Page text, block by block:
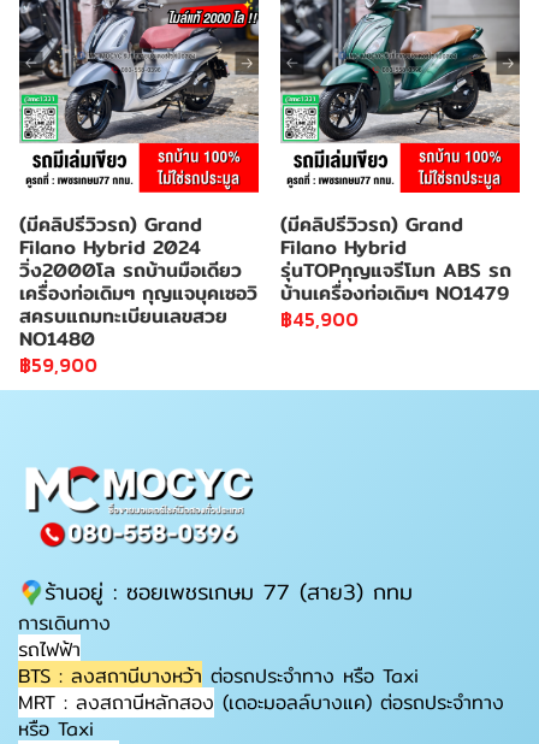
(มีคลิปรีวิวรถ) Grand
Filano Hybrid 2024
วิ่ง2000โล รถบ้านมือเดียว
เครื่องท่อเดิมๆ กุญแจบุคเซอวิ
สครบแถมทะเบียนเลขสวย
NO1480
฿59,900
(มีคลิปรีวิวรถ) Grand
Filano Hybrid
รุ่นTOPกุญแจรีโมท ABS รถ
บ้านเครื่องท่อเดิมๆ NO1479
฿45,900
ร้านอยู่ : ซอยเพชรเกษม 77 (สาย3) กทม
การเดินทาง
รถไฟฟ้า
BTS : ลงสถานีบางหว้า ต่อรถประจำทาง หรือ Taxi
MRT : ลงสถานีหลักสอง (เดอะมอลล์บางแค) ต่อรถประจำทาง
หรือ Taxi